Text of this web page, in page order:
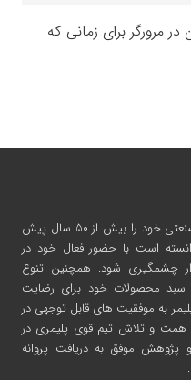
مرورگر برای زمانی که
که پروانه صنعتی خود را بیش از ۵۰ سال پیش
است با حضور فعال خود در
چشمگیری شود. همچنین تنوع
سبد محصولات خود برای رضایت
به موفقیت های قابل توجهی در
و تلاش تیم قوی پلیمری در
موفق به دریافت پروانه